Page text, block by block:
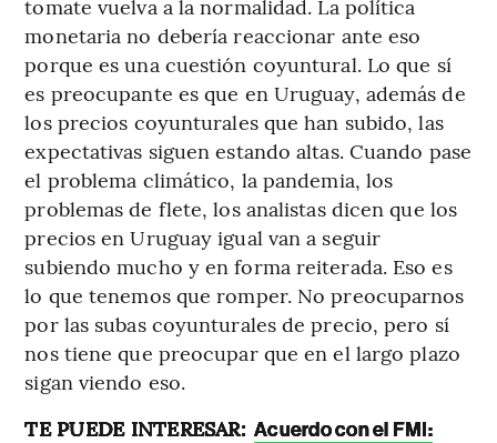
tomate vuelva a la normalidad. La política
monetaria no debería reaccionar ante eso
porque es una cuestión coyuntural. Lo que sí
es preocupante es que en Uruguay, además de
los precios coyunturales que han subido, las
expectativas siguen estando altas. Cuando pase
el problema climático, la pandemia, los
problemas de flete, los analistas dicen que los
precios en Uruguay igual van a seguir
subiendo mucho y en forma reiterada. Eso es
lo que tenemos que romper. No preocuparnos
por las subas coyunturales de precio, pero sí
nos tiene que preocupar que en el largo plazo
sigan viendo eso.
TE PUEDE INTERESAR: Acuerdo con el FMI: